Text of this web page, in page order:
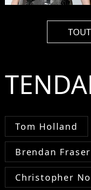
Tom Holland
Brendan Fraser
Christopher